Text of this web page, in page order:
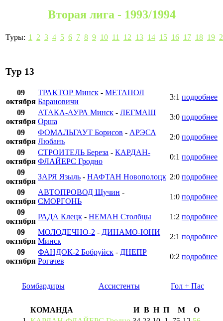
Вторая лига - 1993/1994
Туры: 1 2 3 4 5 6 7 8 9 10 11 12 13 14 15 16 17 18 19
Тур 13
09
октября
ТРАКТОР Минск - МЕТАПОЛ
Барановичи
3:1 подробнее
09
октября
АТАКА-АУРА Минск - ЛЕГМАШ
Орша
3:0 подробнее
09
октября
ФОМАЛЬГАУТ Борисов - АРЭСА
Любань
2:0 подробнее
09
октября
СТРОИТЕЛЬ Береза - КАРДАН-
ФЛАЙЕРС Гродно
0:1 подробнее
09
октября
ЗАРЯ Языль - НАФТАН Новополоцк 2:0 подробнее
09
октября
АВТОПРОВОД Щучин -
СМОРГОНЬ
1:0 подробнее
09
октября
РАДА Клецк - НЕМАН Столбцы 1:2 подробнее
09
октября
МОЛОДЕЧНО-2 - ДИНАМО-ЮНИ
Минск
2:1 подробнее
09
октября
ФАНДОК-2 Бобруйск - ДНЕПР
Рогачев
0:2 подробнее
Бомбардиры Ассистенты Гол + Пас
КОМАНДА И В Н П М
О